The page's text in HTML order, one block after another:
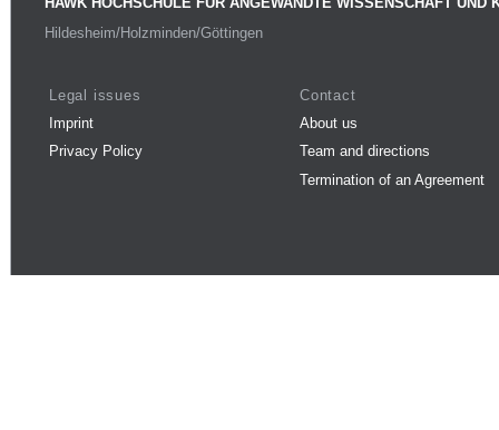
Hildesheim/Holzminden/Göttingen
Legal issues
Imprint
Privacy Policy
Contact
About us
Team and directions
Termination of an Agreement